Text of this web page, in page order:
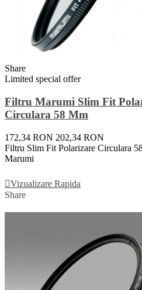
Share
Limited special offer
Filtru Marumi Slim Fit
Circulara 58 Mm
172,34 RON 202,34 RON
Filtru Slim Fit Polarizare Circulara
Marumi
Vizualizare Rapida
Share